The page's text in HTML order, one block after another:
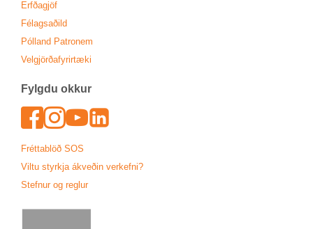
Erfða­gjöf
Fé­lags­að­ild
Pól­land Patronem
Vel­gjörða­fyr­ir­tæki
Fylgdu okk­ur
Face­book
In­sta­gram
Youtu­be
Lin­ked­In
Frétta­blöð SOS
Viltu styrkja ákveð­in verk­efni?
Stefn­ur og regl­ur